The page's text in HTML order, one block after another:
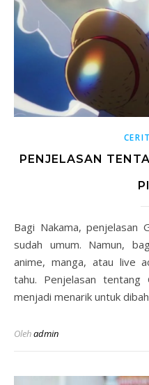
PENJELASAN
Bagi Nakama, penjelasan Gear Luffy One Piece mungkin
sudah umum. Namun,
anime, manga, atau live
tahu. Penjelasan
menjadi menarik untuk
Olehadmin